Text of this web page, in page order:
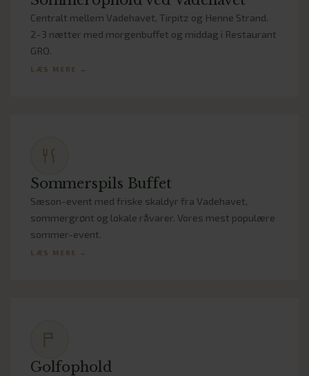
Centralt mellem Vadehavet, Tirpitz og Henne Strand.
2-3 nætter med morgenbuffet og middag i Restaurant
GRO.
LÆS MERE →
Sommerspils Buffet
Sæson-event med friske skaldyr fra Vadehavet,
sommergrønt og lokale råvarer. Vores mest populære
sommer-event.
LÆS MERE →
Golfophold